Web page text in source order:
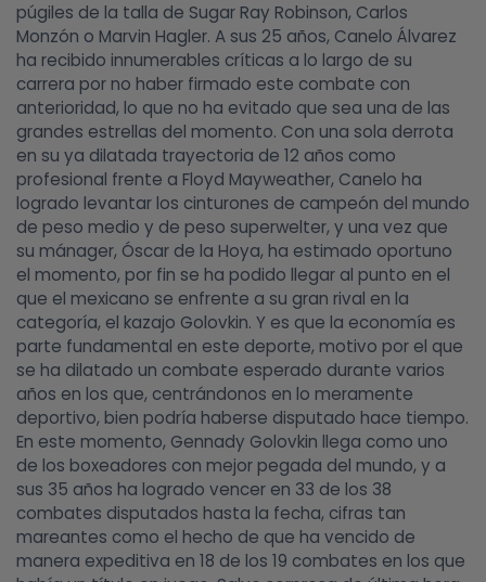
púgiles de la talla de Sugar Ray Robinson, Carlos
Monzón o Marvin Hagler. A sus 25 años, Canelo Álvarez
ha recibido innumerables críticas a lo largo de su
carrera por no haber firmado este combate con
anterioridad, lo que no ha evitado que sea una de las
grandes estrellas del momento. Con una sola derrota
en su ya dilatada trayectoria de 12 años como
profesional frente a Floyd Mayweather, Canelo ha
logrado levantar los cinturones de campeón del mundo
de peso medio y de peso superwelter, y una vez que
su mánager, Óscar de la Hoya, ha estimado oportuno
el momento, por fin se ha podido llegar al punto en el
que el mexicano se enfrente a su gran rival en la
categoría, el kazajo Golovkin. Y es que la economía es
parte fundamental en este deporte, motivo por el que
se ha dilatado un combate esperado durante varios
años en los que, centrándonos en lo meramente
deportivo, bien podría haberse disputado hace tiempo.
En este momento, Gennady Golovkin llega como uno
de los boxeadores con mejor pegada del mundo, y a
sus 35 años ha logrado vencer en 33 de los 38
combates disputados hasta la fecha, cifras tan
mareantes como el hecho de que ha vencido de
manera expeditiva en 18 de los 19 combates en los que